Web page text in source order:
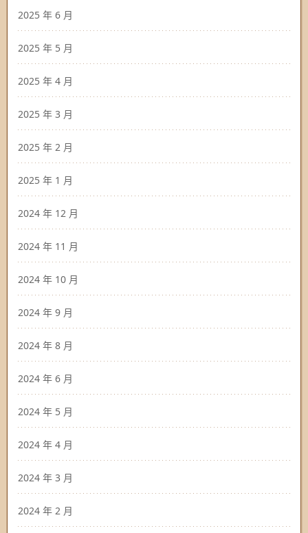
2025 年 6 月
2025 年 5 月
2025 年 4 月
2025 年 3 月
2025 年 2 月
2025 年 1 月
2024 年 12 月
2024 年 11 月
2024 年 10 月
2024 年 9 月
2024 年 8 月
2024 年 6 月
2024 年 5 月
2024 年 4 月
2024 年 3 月
2024 年 2 月